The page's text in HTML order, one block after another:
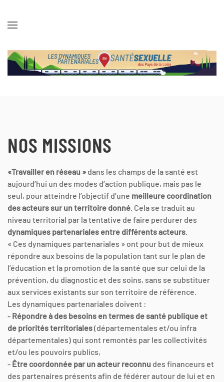
NOS MISSIONS
«Travailler en réseau » dans les champs de la santé est
aujourd’hui un des modes d’action publique, mais pas le
seul, pour atteindre l’objectif d’une meilleure coordination
des acteurs sur un territoire donné. Cela se traduit au
niveau territorial par la tentative de faire perdurer des
dynamiques partenariales entre différents acteurs.
« Ces dynamiques partenariales » ont pour but de mieux
répondre aux besoins de la population tant sur le plan de
l’éducation et la promotion de la santé que sur celui de la
prévention, du diagnostic et des soins, sans se substituer
aux services existants sur son territoire de référence.
Les dynamiques partenariales doivent :
- Répondre à des besoins en termes de santé publique et
de priorités territoriales(départementales et/ou infra
départementales) qui sont remontés par les collectivités
et/ou les pouvoirs publics,
- Être coordonnée par un acteur reconnu des financeurs et
des partenaires présents afin de fédérer autour de lui et en